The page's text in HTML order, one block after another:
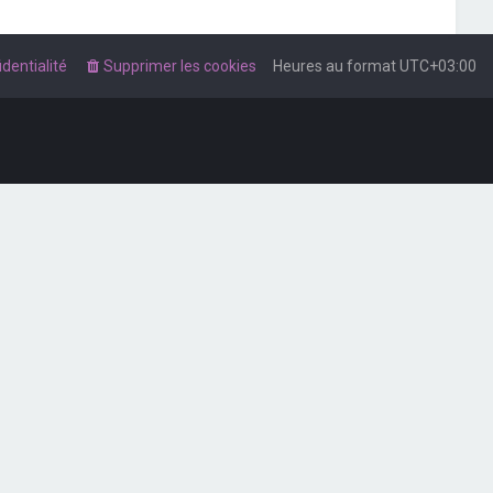
Heures au formatUTC+03:00
Supprimer les cookies